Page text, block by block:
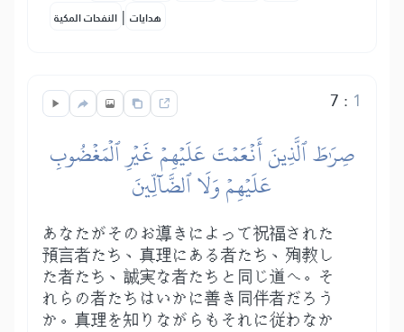
النفحات المكية | هدايات
7 : 1
صِرَٰطَ ٱلَّذِينَ أَنۡعَمۡتَ عَلَيۡهِمۡ غَيۡرِ ٱلۡمَغۡضُوبِ
عَلَيۡهِمۡ وَلَا ٱلضَّآلِّينَ
あなたがそのお導きによって祝福された
預言者たち、真理にある者たち、殉教し
た者たち、誠実な者たちと同じ道へ。そ
れらの者たちはいかに善き同伴者だろう
か。真理を知りながらもそれに従わなか